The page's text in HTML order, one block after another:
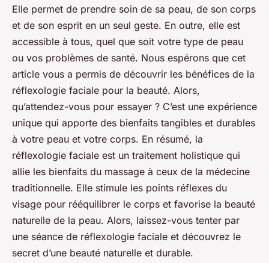
Elle permet de prendre soin de sa peau, de son corps
et de son esprit en un seul geste. En outre, elle est
accessible à tous, quel que soit votre type de peau
ou vos problèmes de santé. Nous espérons que cet
article vous a permis de découvrir les bénéfices de la
réflexologie faciale pour la beauté. Alors,
qu’attendez-vous pour essayer ? C’est une expérience
unique qui apporte des bienfaits tangibles et durables
à votre peau et votre corps. En résumé, la
réflexologie faciale est un traitement holistique qui
allie les bienfaits du massage à ceux de la médecine
traditionnelle. Elle stimule les points réflexes du
visage pour rééquilibrer le corps et favorise la beauté
naturelle de la peau. Alors, laissez-vous tenter par
une séance de réflexologie faciale et découvrez le
secret d’une beauté naturelle et durable.